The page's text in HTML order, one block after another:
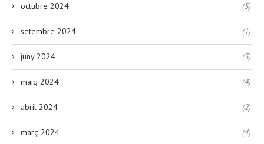
octubre 2024 (5)
setembre 2024 (1)
juny 2024 (3)
maig 2024 (4)
abril 2024 (2)
març 2024 (4)